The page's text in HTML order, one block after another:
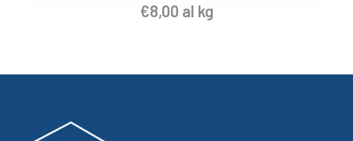
€8,00 al kg